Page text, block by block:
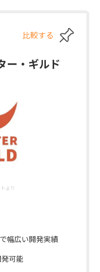
比較する
ー・ギルド
より
幅広い開発実績
可能